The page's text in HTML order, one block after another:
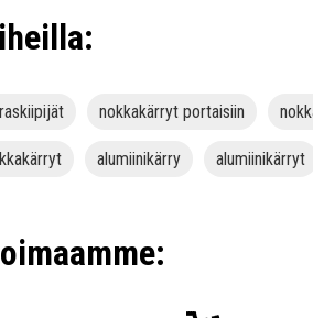
nokkakärryt portaisiin
alumiinikärry alumiinikärryt